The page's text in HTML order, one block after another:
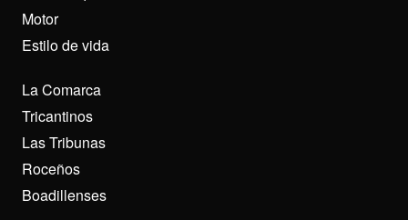
Motor
Estilo de vida
La Comarca
Tricantinos
Las Tribunas
Roceños
Boadillenses